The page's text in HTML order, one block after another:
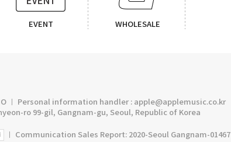
EVENT WHOLESALE
MO ㅣ Personal information handler : apple@applemusic.co.kr
ro 99-gil, Gangnam-gu, Seoul, Republic of Korea
ㅣ Communication Sales Report: 2020-Seoul Gangnam-01467